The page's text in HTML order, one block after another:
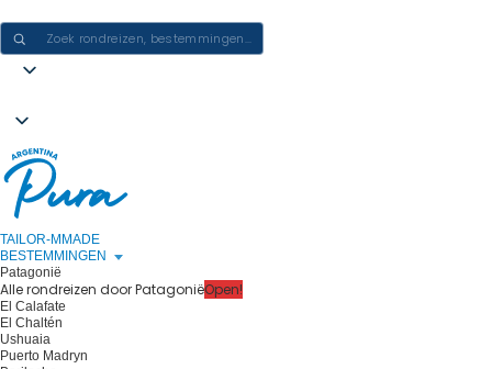
TAILOR-MMADE
BESTEMMINGEN
Patagonië
Alle rondreizen door PatagoniëOpen!
El Calafate
El Chaltén
Ushuaia
Puerto Madryn